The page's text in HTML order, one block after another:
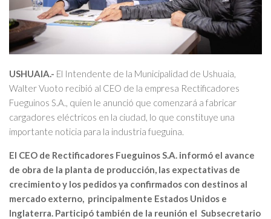
USHUAIA.- El Intendente de la Municipalidad de Ushuaia,
Walter Vuoto recibió al CEO de la empresa Rectificadores
Fueguinos S.A., quien le anunció que comenzará a fabricar
cargadores eléctricos en la ciudad, lo que constituye una
importante noticia para la industria fueguina.
El CEO de Rectificadores Fueguinos S.A. informó el avance
de obra de la planta de producción, las expectativas de
crecimiento y los pedidos ya confirmados con destinos al
mercado externo, principalmente Estados Unidos e
Inglaterra. Participó también de la reunión el Subsecretario